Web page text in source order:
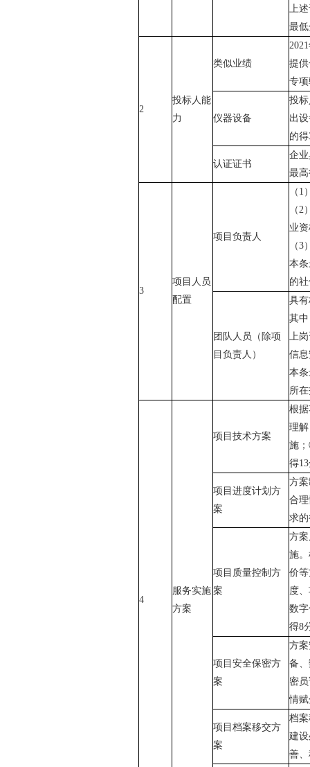
上
最
2
投标人能
力
类似业绩
提
专
仪器设备
投
出
的
认证证书
企
最
3
项目人员
配置
项目负责人
（ 1
（2
业
（3
本
的
团队人员 （除项
目负责人）
具
其
上
信息
本
所
4
服务实施
方案
项目技术方案
根
理
施；
得
项目进度计划方
案
方
合
求
项目质量控制方
案
方
施
价
度
数
得8
项目安全保密方
案
方
备
密
情
项目档案移交方
案
档
建
善